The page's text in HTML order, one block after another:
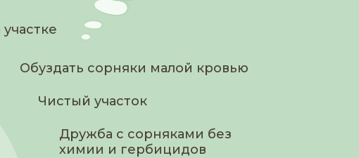
Обуздать сорняки малой кровью
Чистый участок
Дружба с сорняками без
химии и гербицидов